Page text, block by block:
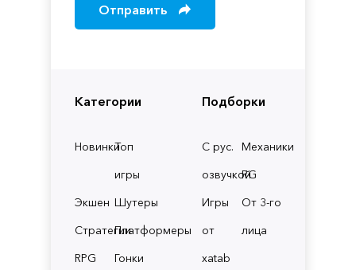
Категории
НовинкиТоп
игры
Экшен Шутеры
СтратегииПлатформеры
RPG
Гонки
Подборки
С рус.
озвучкой
Механики
RG
Игры
от
xatab
От 3-го
лица
Отправить